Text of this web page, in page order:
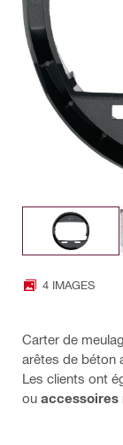
4 IMAGES
Carter de
arêtes de béton
Les clients ont
ou accessoires